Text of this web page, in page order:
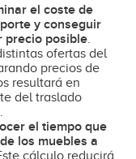
el coste de
y conseguir
precio posible.
ofertas del
precios de
resultará en
del traslado
el tiempo que
los muebles a
cálculo reducirá